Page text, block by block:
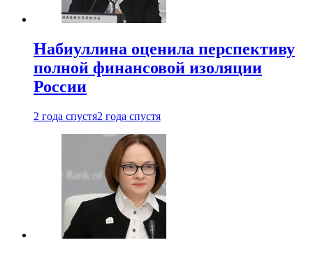
Набиуллина оценила перспективу
полной финансовой изоляции
России
2 года спустя2 года спустя